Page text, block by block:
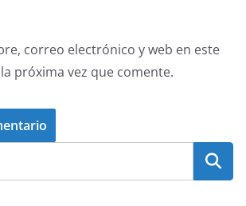
correo electrónico y web en este
próxima vez que comente.